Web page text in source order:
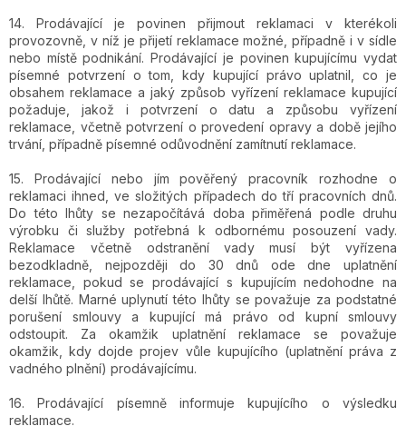
14. Prodávající je povinen přijmout reklamaci v kterékoli
provozovně, v níž je přijetí reklamace možné, případně i v sídle
nebo místě podnikání. Prodávající je povinen kupujícímu vydat
písemné potvrzení o tom, kdy kupující právo uplatnil, co je
obsahem reklamace a jaký způsob vyřízení reklamace kupující
požaduje, jakož i potvrzení o datu a způsobu vyřízení
reklamace, včetně potvrzení o provedení opravy a době jejího
trvání, případně písemné odůvodnění zamítnutí reklamace.
15. Prodávající nebo jím pověřený pracovník rozhodne o
reklamaci ihned, ve složitých případech do tří pracovních dnů.
Do této lhůty se nezapočítává doba přiměřená podle druhu
výrobku či služby potřebná k odbornému posouzení vady.
Reklamace včetně odstranění vady musí být vyřízena
bezodkladně, nejpozději do 30 dnů ode dne uplatnění
reklamace, pokud se prodávající s kupujícím nedohodne na
delší lhůtě. Marné uplynutí této lhůty se považuje za podstatné
porušení smlouvy a kupující má právo od kupní smlouvy
odstoupit. Za okamžik uplatnění reklamace se považuje
okamžik, kdy dojde projev vůle kupujícího (uplatnění práva z
vadného plnění) prodávajícímu.
16. Prodávající písemně informuje kupujícího o výsledku
reklamace.